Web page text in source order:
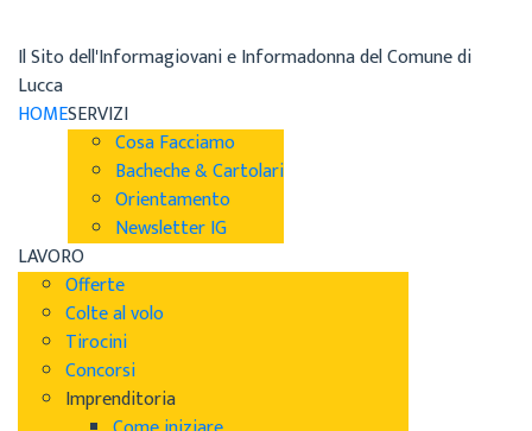
Il Sito dell'Informagiovani e Informadonna del Comune di
Lucca
HOMESERVIZI
Cosa Facciamo
Bacheche & Cartolari
Orientamento
Newsletter IG
LAVORO
Offerte
Colte al volo
Tirocini
Concorsi
Imprenditoria